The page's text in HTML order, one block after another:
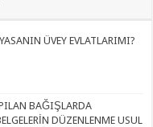
ÜVEY EVLATLARIMI?
BAĞIŞLARDA
DÜZENLENME USUL